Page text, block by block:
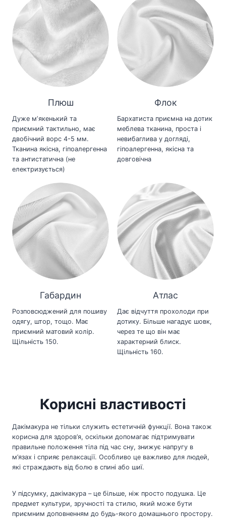
Плюш
Дуже мʼякенький та
приємний тактильно, має
двобічний ворс 4-5 мм.
Тканина якісна, гіпоалергенна
та антистатична (не
електризується)
Флок
Бархатиста приємна на дотик
меблева тканина, проста і
невибаглива у догляді,
гіпоалергенна, якісна та
довговічна
Габардин
Розповсюджений для пошиву
одягу, штор, тощо. Має
приємний матовий колір.
Щільність 150.
Атлас
Дає відчуття прохолоди при
дотику. Більше нагадує шовк,
через те що він має
характерний блиск.
Щільність 160.
Корисні властивості
Дакімакура не тільки служить естетичній функції. Вона також
корисна для здоров’я, оскільки допомагає підтримувати
правильне положення тіла під час сну, знижує напругу в
м’язах і сприяє релаксації. Особливо це важливо для людей,
які страждають від болю в спині або шиї.
У підсумку, дакімакура – це більше, ніж просто подушка. Це
предмет культури, зручності та стилю, який може бути
приємним доповненням до будь-якого домашнього простору.